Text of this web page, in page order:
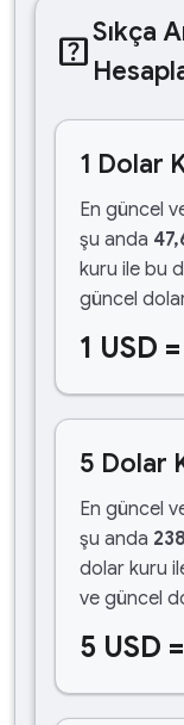
help_centerSıkça
1 Dolar
En güncel
şu anda
kuru ile bu
güncel
1 USD
5 Dolar
En güncel
şu anda
dolar kuru
ve güncel
5 USD